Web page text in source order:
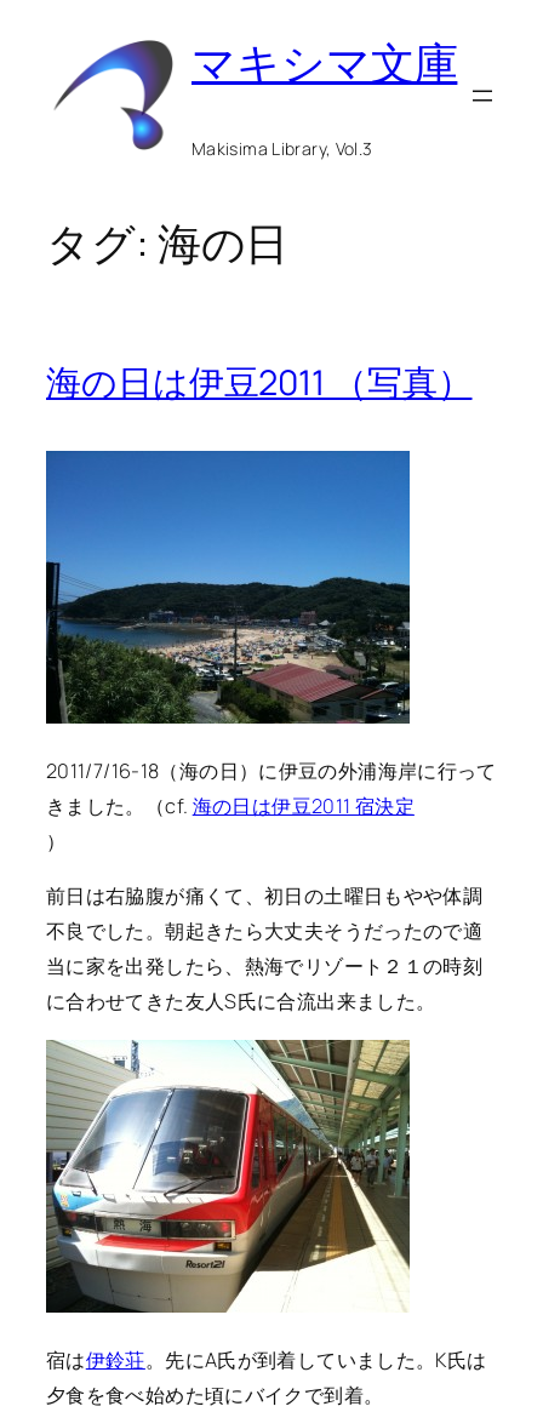
マキシマ文庫
Makisima Library, Vol.3
タグ: 海の日
海の日は伊豆2011 （写真）
2011/7/16-18（海の日）に伊豆の外浦海岸に行って
きました。（cf. 海の日は伊豆2011 宿決定
）
前日は右脇腹が痛くて、初日の土曜日もやや体調
不良でした。朝起きたら大丈夫そうだったので適
当に家を出発したら、熱海でリゾート２１の時刻
に合わせてきた友人S氏に合流出来ました。
宿は伊鈴荘。先にA氏が到着していました。K氏は
夕食を食べ始めた頃にバイクで到着。